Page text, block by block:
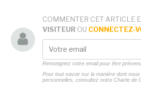
COMMENTER CET ARTICLE
VISITEUR OU CONNECTEZ-
Renseignez votre email pour être
Pour tout savoir sur la manière dont
personnelles, consultez notre Charte de